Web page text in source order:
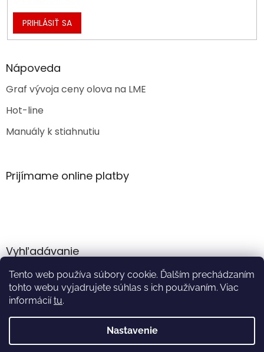
Tento web používa súbory cookie. Ďalším prechádzaním
tohto webu vyjadrujete súhlas s ich používaním. Viac
informáciítu.
Nastavenie
PRIHLÁSIŤ SA
Nápoveda
Graf vývoja ceny olova na LME
Hot-line
Manuály k stiahnutiu
Prijímame online platby
Vyhľadávanie
HĽADAŤ
Vytvoril Shoptet